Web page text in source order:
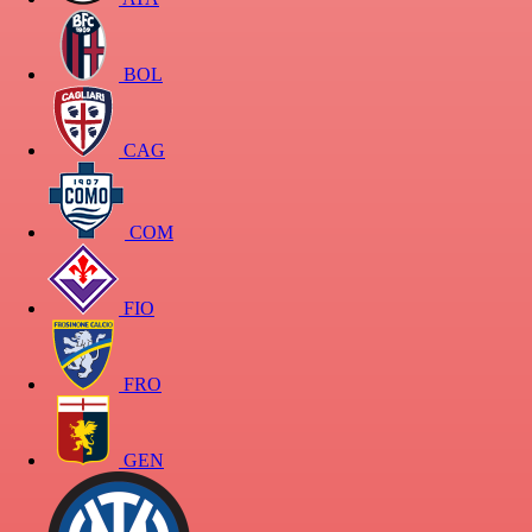
BOL
CAG
COM
FIO
FRO
GEN